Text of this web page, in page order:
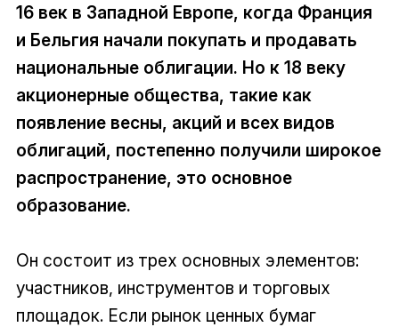
16 век в Западной Европе, когда Франция
и Бельгия начали покупать и продавать
национальные облигации. Но к 18 веку
акционерные общества, такие как
появление весны, акций и всех видов
облигаций, постепенно получили широкое
распространение, это основное
образование.
Он состоит из трех основных элементов:
участников, инструментов и торговых
площадок. Если рынок ценных бумаг